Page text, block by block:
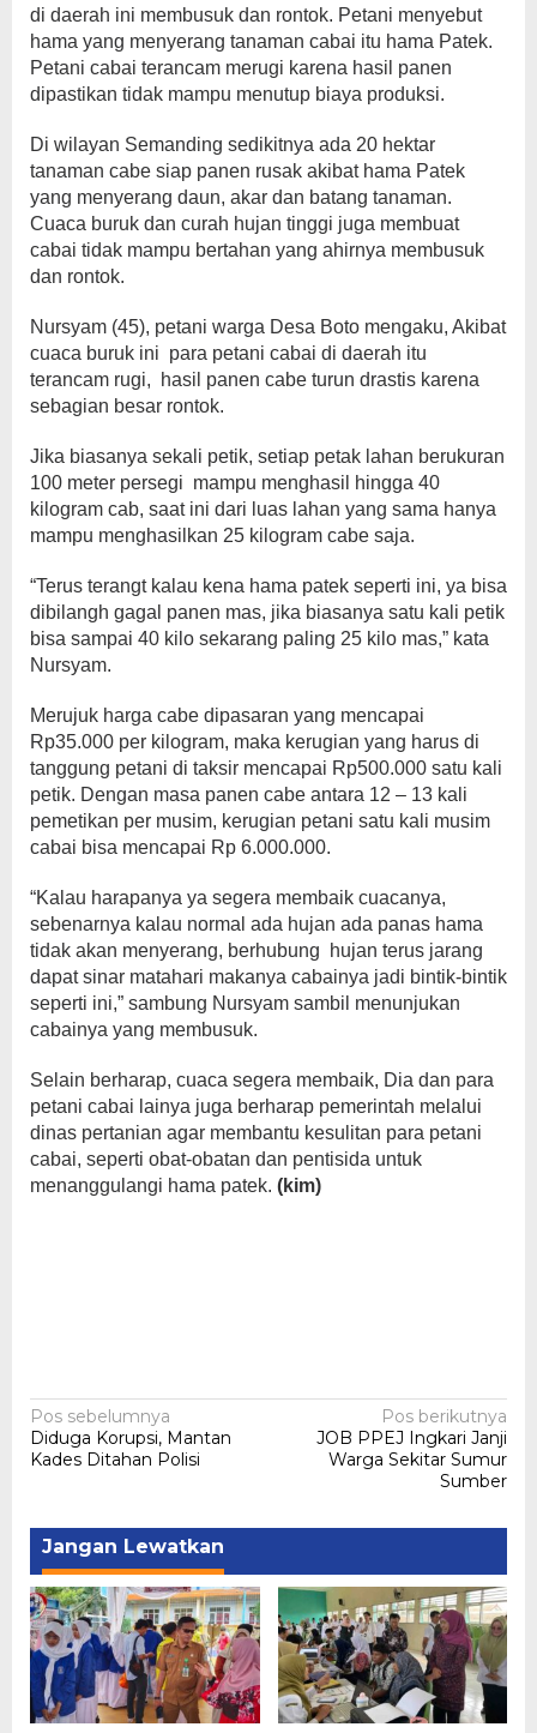
di daerah ini membusuk dan rontok. Petani menyebut
hama yang menyerang tanaman cabai itu hama Patek.
Petani cabai terancam merugi karena hasil panen
dipastikan tidak mampu menutup biaya produksi.
Di wilayan Semanding sedikitnya ada 20 hektar
tanaman cabe siap panen rusak akibat hama Patek
yang menyerang daun, akar dan batang tanaman.
Cuaca buruk dan curah hujan tinggi juga membuat
cabai tidak mampu bertahan yang ahirnya membusuk
dan rontok.
Nursyam (45), petani warga Desa Boto mengaku, Akibat
cuaca buruk ini para petani cabai di daerah itu
terancam rugi, hasil panen cabe turun drastis karena
sebagian besar rontok.
Jika biasanya sekali petik, setiap petak lahan berukuran
100 meter persegi mampu menghasil hingga 40
kilogram cab, saat ini dari luas lahan yang sama hanya
mampu menghasilkan 25 kilogram cabe saja.
“Terus terangt kalau kena hama patek seperti ini, ya bisa
dibilangh gagal panen mas, jika biasanya satu kali petik
bisa sampai 40 kilo sekarang paling 25 kilo mas,” kata
Nursyam.
Merujuk harga cabe dipasaran yang mencapai
Rp35.000 per kilogram, maka kerugian yang harus di
tanggung petani di taksir mencapai Rp500.000 satu kali
petik. Dengan masa panen cabe antara 12 – 13 kali
pemetikan per musim, kerugian petani satu kali musim
cabai bisa mencapai Rp 6.000.000.
“Kalau harapanya ya segera membaik cuacanya,
sebenarnya kalau normal ada hujan ada panas hama
tidak akan menyerang, berhubung hujan terus jarang
dapat sinar matahari makanya cabainya jadi bintik-bintik
seperti ini,” sambung Nursyam sambil menunjukan
cabainya yang membusuk.
Selain berharap, cuaca segera membaik, Dia dan para
petani cabai lainya juga berharap pemerintah melalui
dinas pertanian agar membantu kesulitan para petani
cabai, seperti obat-obatan dan pentisida untuk
menanggulangi hama patek. (kim)
Navigasi
pos
Pos sebelumnya
Diduga Korupsi, Mantan
Kades Ditahan Polisi
Pos berikutnya
JOB PPEJ Ingkari Janji
Warga Sekitar Sumur
Sumber
Jangan Lewatkan